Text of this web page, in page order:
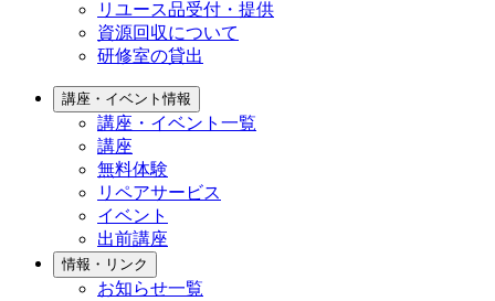
リユース品受付・提供
資源回収について
研修室の貸出
講座・イベント情報
講座・イベント一覧
講座
無料体験
リペアサービス
イベント
出前講座
情報・リンク
お知らせ一覧